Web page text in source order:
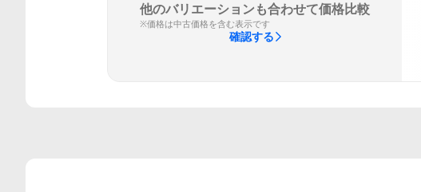
他のバリエーションも合わせて価格比較
※価格は中古価格を含む表示です
確認する